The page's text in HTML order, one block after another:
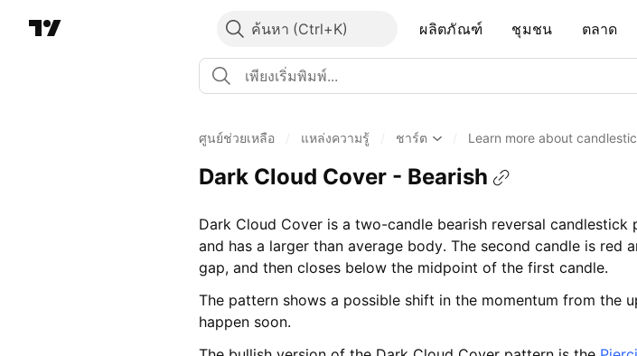
ค้นหา ผลิตภัณฑ์ ชุมชน ตลาด
ศูนย์ช่วยเหลือ แหล่งความรู้ ชาร์ต Learn more about
Dark Cloud Cover - Bearish
Dark Cloud Cover is a two-candle bearish reversal
and has a larger than average body. The second candle is
gap, and then closes below the midpoint of the first candle.
The pattern shows a possible shift in the momentum from the
happen soon.